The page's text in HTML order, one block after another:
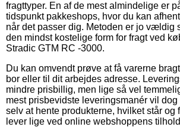
fragttyper. En af de mest almindelige er
tidspunkt pakkeshops, hvor du kan
når det passer dig. Metoden er jo vældig
den mindst kostelige form for fragt ved
Stradic GTM RC -3000.
Du kan omvendt prøve at få varerne
bor eller til dit arbejdes adresse.
mindre prisbillig, men lige så vel
mest prisbevidste leveringsmanér vil
selv at hente produkterne, hvilket står og
lever lige ved online webshoppens